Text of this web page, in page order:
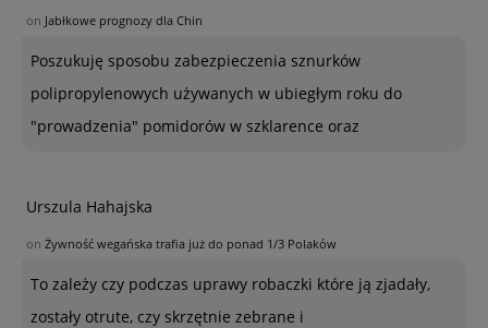
on Jabłkowe prognozy dla Chin
Poszukuję sposobu zabezpieczenia sznurków
polipropylenowych używanych w ubiegłym roku do
"prowadzenia" pomidorów w szklarence oraz
Urszula Hahajska
on Żywność wegańska trafia już do ponad 1/3 Polaków
To zależy czy podczas uprawy robaczki które ją zjadały,
zostały otrute, czy skrzętnie zebrane i